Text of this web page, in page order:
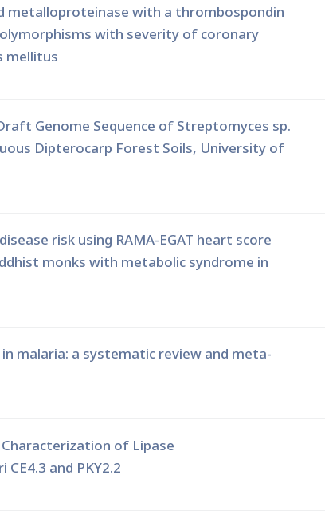
metalloproteinase with a thrombospondin
with severity of coronary
mellitus
Genome Sequence of Streptomyces sp.
Dipterocarp Forest Soils, University of
risk using RAMA-EGAT heart score
monks with metabolic syndrome in
malaria: a systematic review and meta-
Characterization of Lipase
and PKY2.2